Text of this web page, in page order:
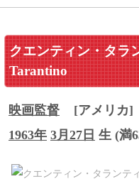
クエンティン・タラ
Tarantino
映画監督
[アメリカ]
1963年 3月27日 生 (満